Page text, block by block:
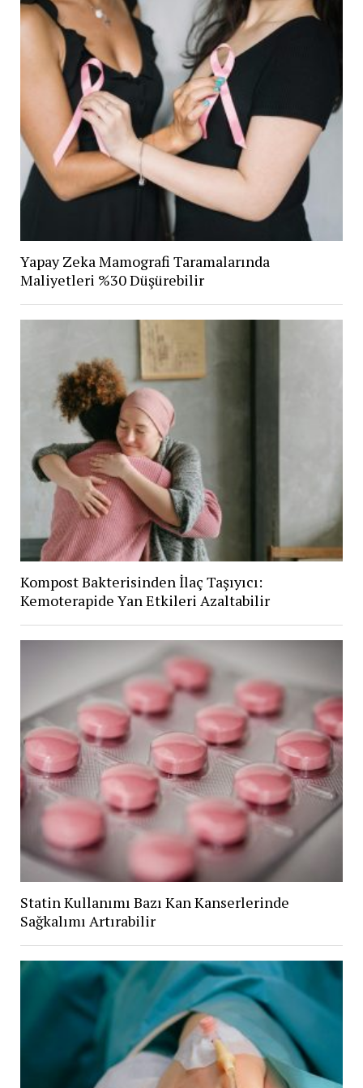
Yapay Zeka Mamografi Taramalarında
Maliyetleri %30 Düşürebilir
Kompost Bakterisinden İlaç Taşıyıcı:
Kemoterapide Yan Etkileri Azaltabilir
Statin Kullanımı Bazı Kan Kanserlerinde
Sağkalımı Artırabilir